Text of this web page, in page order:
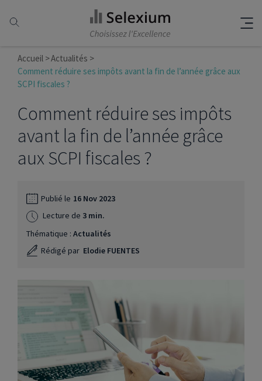
Accueil
Actualités
Comment réduire ses impôts avant la fin de l’année grâce aux
SCPI fiscales ?
Comment réduire ses impôts
avant la fin de l’année grâce
aux SCPI fiscales ?
Publié le 16 Nov 2023
Lecture de 3 min.
Thématique : Actualités
Rédigé par Elodie FUENTES